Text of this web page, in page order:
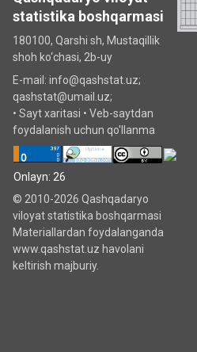
statistika boshqarmasi
180100, Qarshi sh, Mustаqillik
shoh ko‘chаsi, 2b-uy
E-mail: info@qashstat.uz;
qashstat@umail.uz;
• Sayt xaritasi • Veb-saytdan
foydalanish uchun qo'llanma
Onlayn: 26
© 2010-2026 Qashqadaryo
viloyat statistika boshqarmasi
Materiallardan foydalanganda
www.qashstat.uz havolani
keltirish majburiy.